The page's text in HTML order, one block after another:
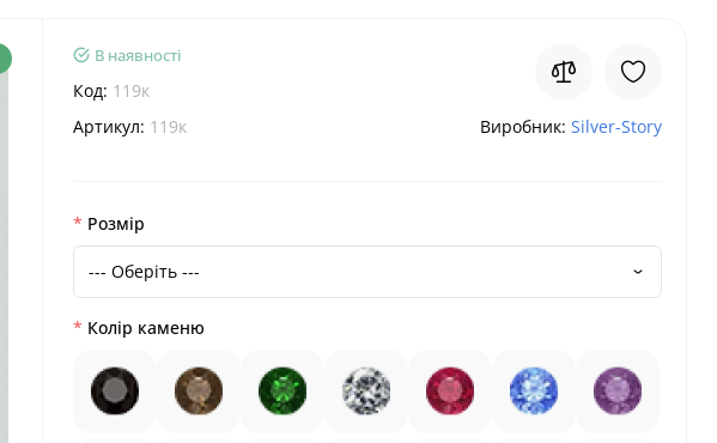
В наявності
Код: 119к
Артикул: 119к Виробник: Silver-Story
Розмір
Колір каменю